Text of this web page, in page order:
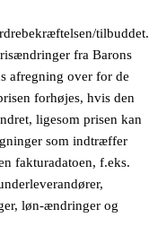
tilbuddet.
fra Barons
afregning over for de
forhøjes, hvis den
ligesom prisen kan
som indtræffer
fakturadatoen, f.eks.
løn-ændringer og